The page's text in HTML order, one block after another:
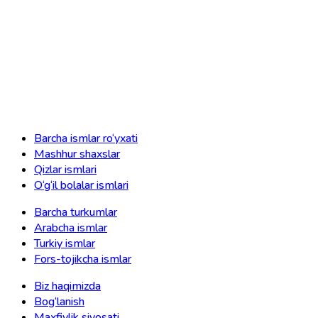
Barcha ismlar ro‘yxati
Mashhur shaxslar
Qizlar ismlari
O‘g‘il bolalar ismlari
Barcha turkumlar
Arabcha ismlar
Turkiy ismlar
Fors-tojikcha ismlar
Biz haqimizda
Bog‘lanish